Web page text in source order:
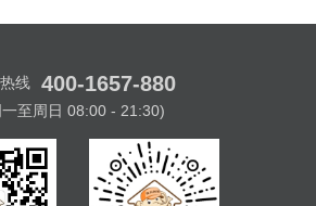
线 400-1657-880
一至周日 08:00 - 21:30)